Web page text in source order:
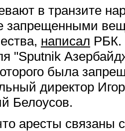
в транзите
запрещенными
написал РБК.
"Sputnik
была
директор
Белоусов.
аресты связаны